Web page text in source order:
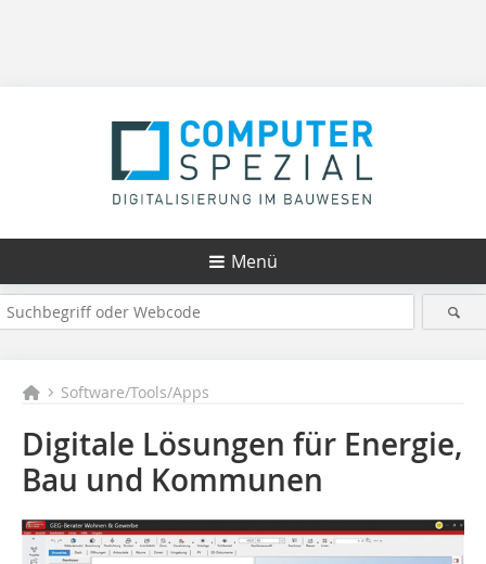
Menü
Software/Tools/Apps
Digitale Lösungen für Energie,
Bau und Kommunen